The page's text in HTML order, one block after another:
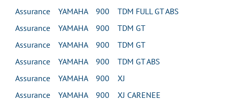
Assurance YAMAHA 900 TDM FULL GT ABS
Assurance YAMAHA 900 TDM GT
Assurance YAMAHA 900 TDM GT
Assurance YAMAHA 900 TDM GT ABS
Assurance YAMAHA 900 XJ
Assurance YAMAHA 900 XJ CARENEE